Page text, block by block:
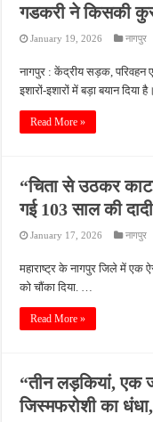
गडकरी ने किसकी
January 19, 2026 नागपुर
नागपुर : केंद्रीय सड़क, परिवहन
इशारों-इशारों में बड़ा बयान दिया
Read More »
“चिता से उठकर
गई 103 साल की
January 17, 2026 नागपुर
महाराष्ट्र के नागपुर जिले में एक
को चौंका दिया. …
Read More »
“तीन लड़कियां, एक
जिस्मफरोशी का